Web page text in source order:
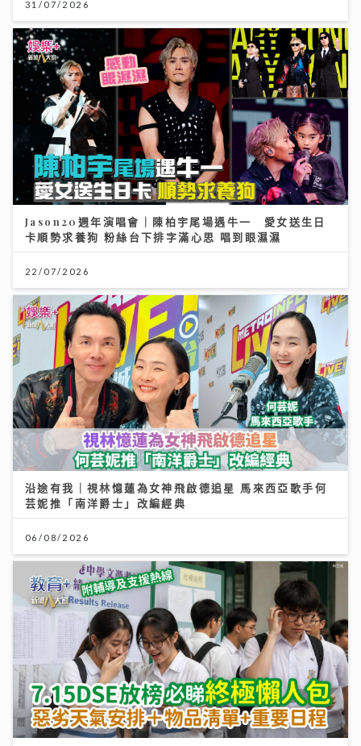
31/07/2026
Jason20週年演唱會｜陳柏宇尾場遇牛一 愛女送生日
卡順勢求養狗 粉絲台下排字滿心思 唱到眼濕濕
22/07/2026
沿途有我｜視林憶蓮為女神飛啟德追星 馬來西亞歌手何
芸妮推「南洋爵士」改編經典
06/08/2026